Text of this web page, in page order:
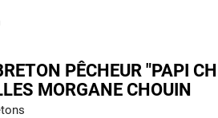
PÊCHEUR "PAPI
MORGANE CHOUIN